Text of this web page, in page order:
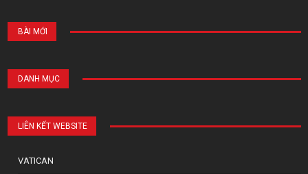
BÀI MỚI
DANH MỤC
LIÊN KẾT WEBSITE
VATICAN